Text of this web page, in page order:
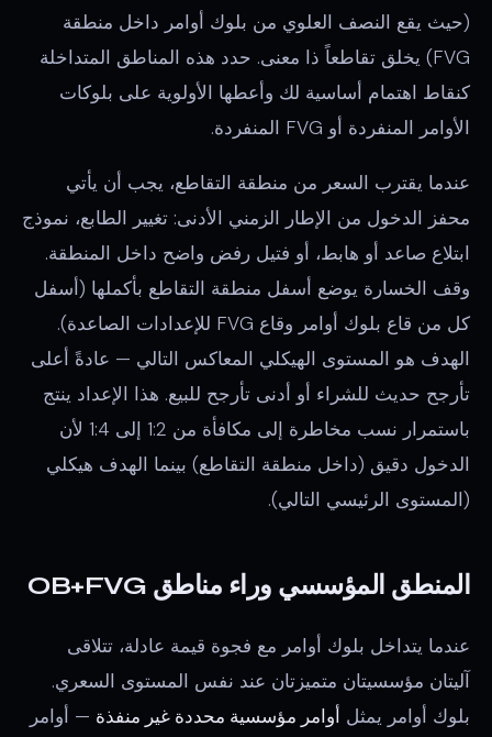
(حيث يقع النصف العلوي من بلوك أوامر داخل منطقة
FVG) يخلق تقاطعاً ذا معنى. حدد هذه المناطق المتداخلة
كنقاط اهتمام أساسية لك وأعطها الأولوية على بلوكات
الأوامر المنفردة أو FVG المنفردة.
عندما يقترب السعر من منطقة التقاطع، يجب أن يأتي
محفز الدخول من الإطار الزمني الأدنى: تغيير الطابع، نموذج
ابتلاع صاعد أو هابط، أو فتيل رفض واضح داخل المنطقة.
وقف الخسارة يوضع أسفل منطقة التقاطع بأكملها (أسفل
كل من قاع بلوك أوامر وقاع FVG للإعدادات الصاعدة).
الهدف هو المستوى الهيكلي المعاكس التالي — عادةً أعلى
تأرجح حديث للشراء أو أدنى تأرجح للبيع. هذا الإعداد ينتج
باستمرار نسب مخاطرة إلى مكافأة من 1:2 إلى 1:4 لأن
الدخول دقيق (داخل منطقة التقاطع) بينما الهدف هيكلي
(المستوى الرئيسي التالي).
المنطق المؤسسي وراء مناطق OB+FVG
عندما يتداخل بلوك أوامر مع فجوة قيمة عادلة، تتلاقى
آليتان مؤسسيتان متميزتان عند نفس المستوى السعري.
بلوك أوامر يمثل أوامر مؤسسية محددة غير منفذة — أوامر